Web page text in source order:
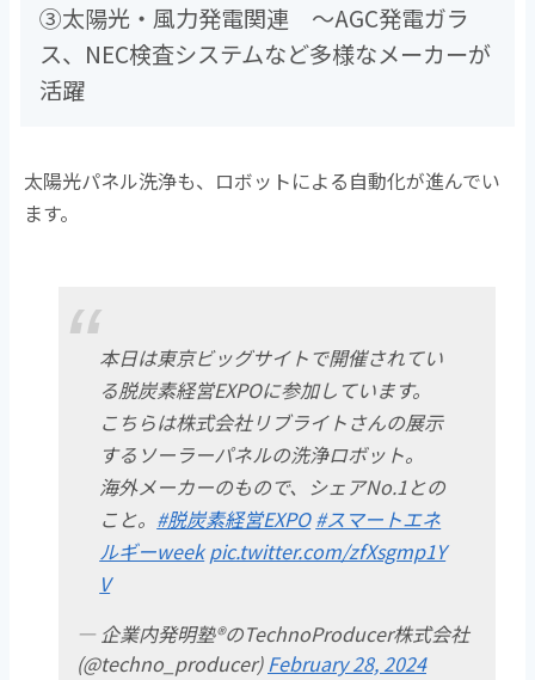
③太陽光・風力発電関連 ～AGC発電ガラ
ス、NEC検査システムなど多様なメーカーが
活躍
太陽光パネル洗浄も、ロボットによる自動化が進んでい
ます。
本日は東京ビッグサイトで開催されてい
る脱炭素経営EXPOに参加しています。
こちらは株式会社リブライトさんの展示
するソーラーパネルの洗浄ロボット。
海外メーカーのもので、シェアNo.1との
こと。 #脱炭素経営EXPO #スマートエネ
ルギーweek pic.twitter.com/zfXsgmp1Y
V
— 企業内発明塾®のTechnoProducer株式会社
(@techno_producer)February 28, 2024